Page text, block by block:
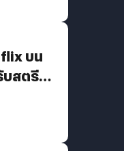
บน
บสตรีม